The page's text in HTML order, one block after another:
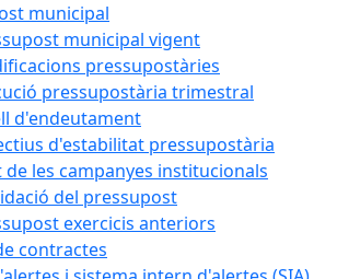
municipal
municipal vigent
pressupostàries
pressupostària trimestral
d'endeutament
d'estabilitat pressupostària
de les campanyes institucionals
del pressupost
exercicis anteriors
contractes